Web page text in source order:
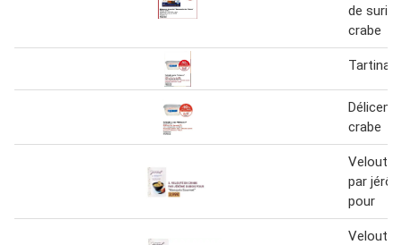
de
crabe
crabe
Velouté
par
pour
Velouté